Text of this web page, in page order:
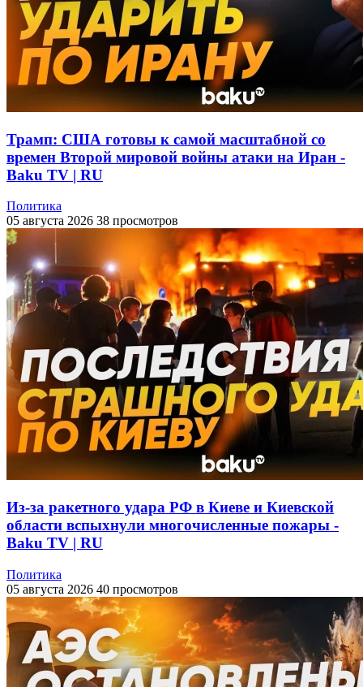
Трамп: США готовы к самой масштабной со
времен Второй мировой войны атаки на Иран -
Baku TV | RU
Политика
05 августа 2026 38 просмотров
Из-за ракетного удара РФ в Киеве и Киевской
области вспыхнули многочисленные пожары -
Baku TV | RU
Политика
05 августа 2026 40 просмотров